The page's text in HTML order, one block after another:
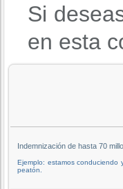
Si
en esta
Indemnización de hasta 70
Ejemplo: estamos
peatón.